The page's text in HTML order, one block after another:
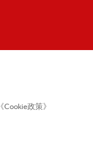
《Cookie政策》